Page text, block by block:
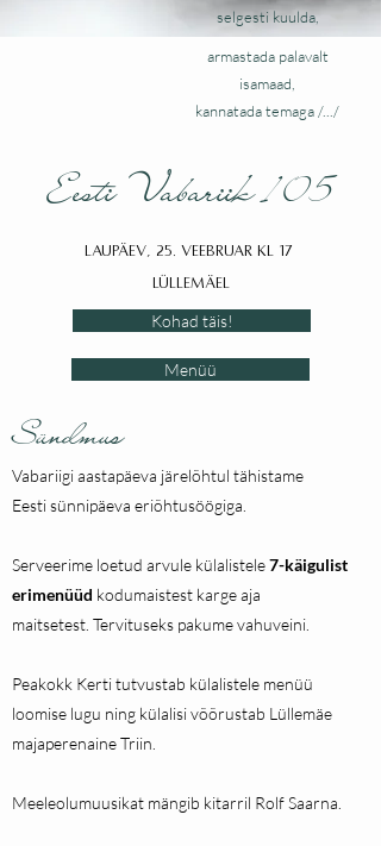
selgesti kuulda,
armastada palavalt
isamaad,
kannatada temaga /.../
Eesti Vabariik 105
Laupäev, 25. veebruar kl 17
Lüllemäel
Kohad täis!
Menüü
Sündmus
Vabariigi aastapäeva järelõhtul tähistame
Eestisünnipäeva eriõhtusöögiga.
Serveerime loetud arvule külalistele7-käigulist
erimenüüd kodumaistest karge aja
maitsetest. Tervituseks pakume vahuveini.
Peakokk Kerti tutvustab külalistele menüü
loomise lugu ning külalisi võõrustab Lüllemäe
majaperenaine Triin.
Meeleolumuusikat mängib kitarril Rolf Saarna.